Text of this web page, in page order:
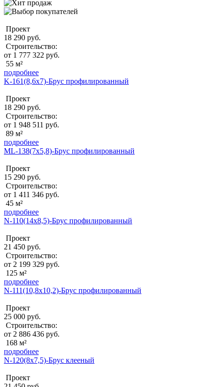
Проект
18 290 руб.
Строительство:
от 1 777 322 руб.
55 м²
подробнее
K-161(8,6х7)-Брус профилированный
Проект
18 290 руб.
Строительство:
от 1 948 511 руб.
89 м²
подробнее
ML-138(7х5,8)-Брус профилированный
Проект
15 290 руб.
Строительство:
от 1 411 346 руб.
45 м²
подробнее
N-110(14х8,5)-Брус профилированный
Проект
21 450 руб.
Строительство:
от 2 199 329 руб.
125 м²
подробнее
N-111(10,8х10,2)-Брус профилированный
Проект
25 000 руб.
Строительство:
от 2 886 436 руб.
168 м²
подробнее
N-120(8x7,5)-Брус клееный
Проект